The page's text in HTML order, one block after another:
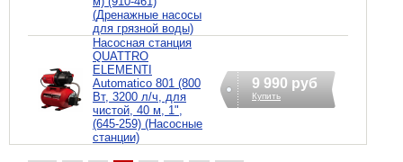
(Дренажные насосы
для грязной воды)
Насосная станция
QUATTRO
ELEMENTI
Automatico 801 (800
Вт, 3200 л/ч, для
чистой, 40 м, 1",
(645-259) (Насосные
станции)
9 990 руб
Купить